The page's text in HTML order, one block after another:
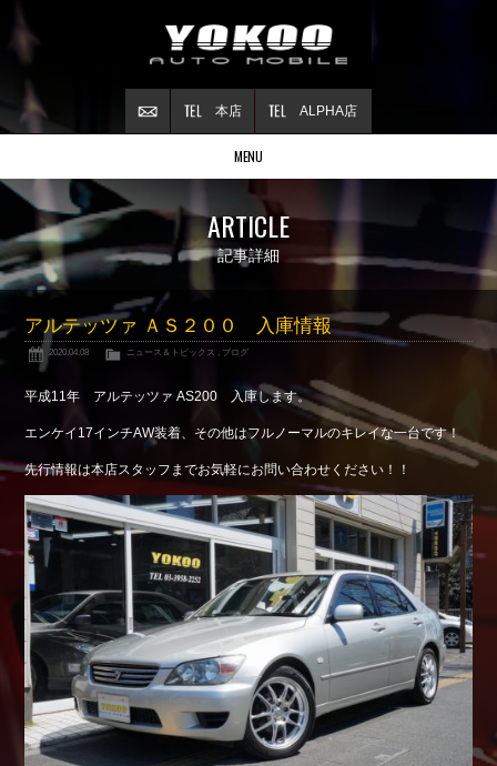
ALPHA店
本店
MENU
Stock list
在庫情報
Contract
ご成約情報
NSXについて
Reflesh Plan
買取査定
Blog
公式ブログ
Shop info.
店舗紹介
Company
会社概要
ARTICLE
記事詳細
アルテッツァ ＡＳ２００ 入庫情報
2020.04.08 ニュース＆トピックス , ブログ
平成11年 アルテッツァ AS200 入庫します。
エンケイ17インチAW装着、その他はフルノーマルのキレイな一台です！
先行情報は本店スタッフまでお気軽にお問い合わせください！！